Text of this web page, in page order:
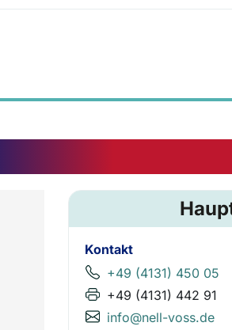
Kontakt
+49 (4131) 450 05
+49 (4131) 442 91
info@nell-voss.de